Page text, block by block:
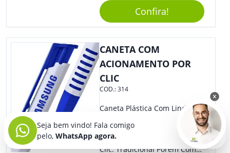
Para Diversas Ocasiões.
Perfeito, Não É?!
Confira!
CANETA COM
ACIONAMENTO POR
CLIC
COD.:314
Caneta Plástica Com Lindos
Detalhes. A Ponteira É Perfeita
Para Um Traço Preciso E
Firme, Sendo Acionada Por
Clic. Tradicional Porém Com
Seja bem vindo! Fala comigo
pelo, WhatsApp agora.